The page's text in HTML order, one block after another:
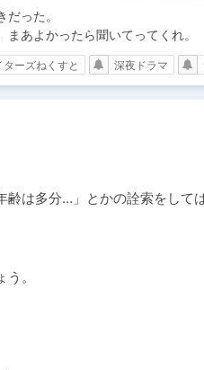
った。
あよかったら聞いてってくれ。
ターズねくすと 深夜ドラマ
齢は多分…」とかの詮索をして
。